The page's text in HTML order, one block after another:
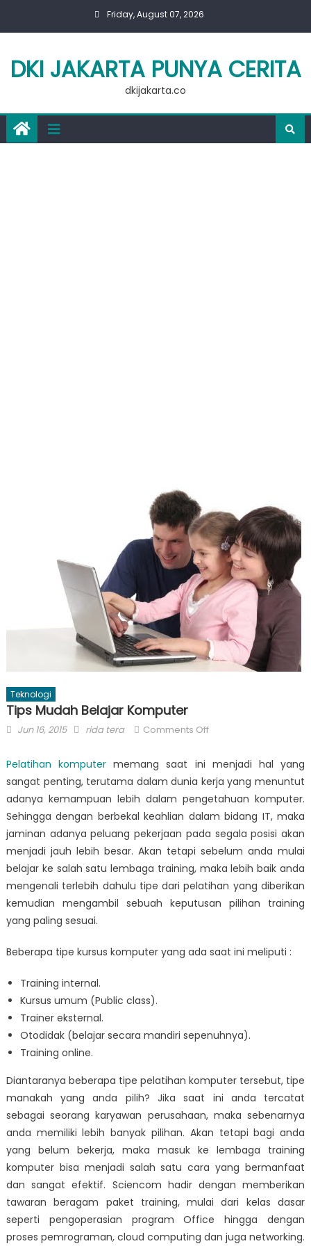
Friday, August 07, 2026
DKI JAKARTA PUNYA CERITA
dkijakarta.co
Teknologi
Tips Mudah Belajar Komputer
Posted
Jun 16, 2015 Author
rida tera Comments Offon
Mudah
Belajar
Komputer
Pelatihan komputer memang saat ini menjadi hal yang
sangat penting, terutama dalam dunia kerja yang menuntut
adanya kemampuan lebih dalam pengetahuan komputer.
Sehingga dengan berbekal keahlian dalam bidang IT, maka
jaminan adanya peluang pekerjaan pada segala posisi akan
menjadi jauh lebih besar. Akan tetapi sebelum anda mulai
belajar ke salah satu lembaga training, maka lebih baik anda
mengenali terlebih dahulu tipe dari pelatihan yang diberikan
kemudian mengambil sebuah keputusan pilihan training
yang paling sesuai.
Beberapa tipe kursus komputer yang ada saat ini meliputi :
Training internal.
Kursus umum (Public class).
Trainer eksternal.
Otodidak (belajar secara mandiri sepenuhnya).
Training online.
Diantaranya beberapa tipe pelatihan komputer tersebut, tipe
manakah yang anda pilih? Jika saat ini anda tercatat
sebagai seorang karyawan perusahaan, maka sebenarnya
anda memiliki lebih banyak pilihan. Akan tetapi bagi anda
yang belum bekerja, maka masuk ke lembaga training
komputer bisa menjadi salah satu cara yang bermanfaat
dan sangat efektif. Sciencom hadir dengan memberikan
tawaran beragam paket training, mulai dari kelas dasar
seperti pengoperasian program Office hingga dengan
proses pemrograman, cloud computing dan juga networking.